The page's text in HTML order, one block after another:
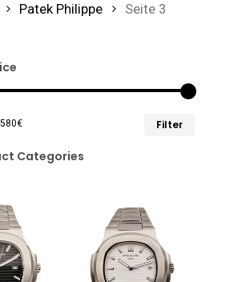
Patek Philippe Seite 3
Filter
580€
Categories